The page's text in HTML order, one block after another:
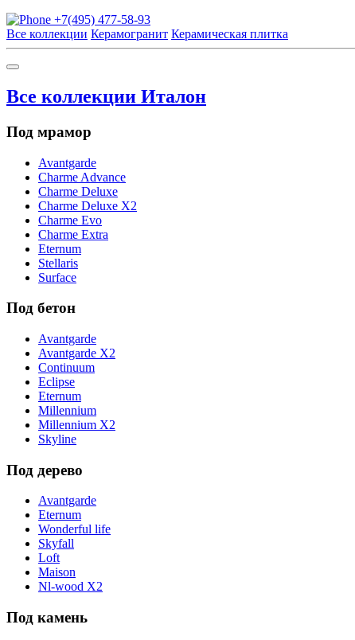
+7(495) 477-58-93
Все коллекции Керамогранит Керамическая плитка
Все коллекции Италон
Под мрамор
Avantgarde
Charme Advance
Charme Deluxe
Charme Deluxe X2
Charme Evo
Charme Extra
Eternum
Stellaris
Surface
Под бетон
Avantgarde
Avantgarde X2
Continuum
Eclipse
Eternum
Millennium
Millennium X2
Skyline
Под дерево
Avantgarde
Eternum
Wonderful life
Skyfall
Loft
Maison
Nl-wood X2
Под камень